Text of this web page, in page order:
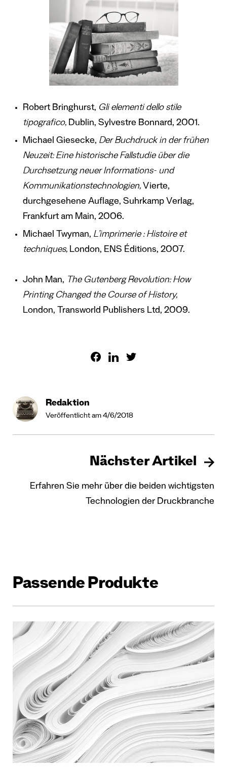
Robert Bringhurst, Gli elementi dello stile
tipografico, Dublin, Sylvestre Bonnard, 2001.
Michael Giesecke, Der Buchdruck in der frühen
Neuzeit: Eine historische Fallstudie über die
Durchsetzung neuer Informations- und
Kommunikationstechnologien, Vierte,
durchgesehene Auflage, Suhrkamp Verlag,
Frankfurt am Main, 2006.
Michael Twyman, L’imprimerie : Histoire et
techniques, London, ENS Éditions, 2007.
John Man, The Gutenberg Revolution: How
Printing Changed the Course of History,
London, Transworld Publishers Ltd, 2009.
Redaktion
Veröffentlicht am 4/6/2018
Nächster Artikel
Erfahren Sie mehr über die beiden wichtigsten
Technologien der Druckbranche
Passende Produkte